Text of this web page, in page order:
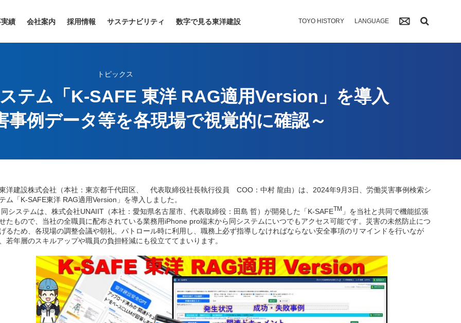
績 会社案内 採用情報 サステナビリティ 数字で見る東洋建設 TOYO HISTORY LANGUAGE
トピックス
テム「K-SAFE 東洋 RAG適用Version」を導入
事例データ等を各現場で視覚的に確認～
洋建設株式会社（本社：東京都千代田区、 代表取締役社長執行役員 COO：中村 龍由）は、2024年9月3日、労働災害事例検索シ
ム「K-SAFE東洋 RAG適用Version」を導入しました。
システムは、株式会社UNAIIT（本社：愛知県名古屋市、代表取締役：田島 哲）が開発した「K-SAFETM 」を当社と共同で機能拡張
たもので、当社の全職員に配布されている業務用iPhone pro端末から同システムにいつでもアクセス可能です。災害の未然防止につ
るため、各現場の調整会議や朝礼、パトロール時に利用し、職務上必ず指導しなければならない安全事項のリマインドを行いなが
若年層のスキルアップや職員の負担軽減にも役立ててまいります。